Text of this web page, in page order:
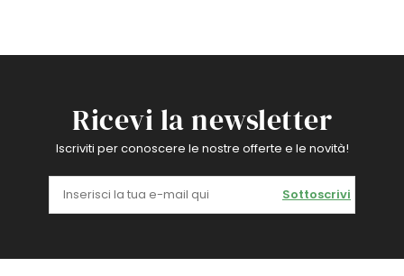
Ricevi la newsletter
Iscriviti per conoscere le nostre offerte e le novità!
Sottoscrivi